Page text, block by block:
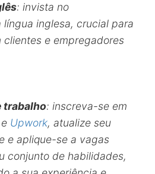
: invista no
inglesa, crucial para
clientes e empregadores
trabalho: inscreva-se em
e Upwork, atualize seu
e aplique-se a vagas
conjunto de habilidades,